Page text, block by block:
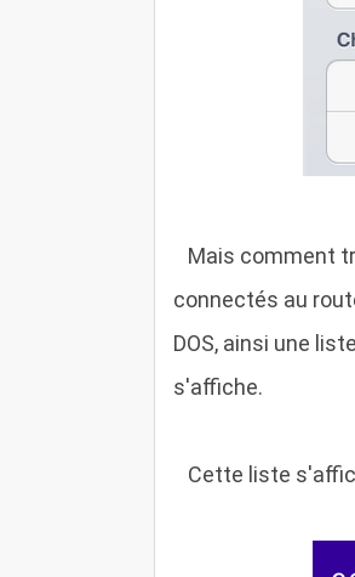
Mais comment
connectés au
DOS, ainsi une
s'affiche.
Cette liste